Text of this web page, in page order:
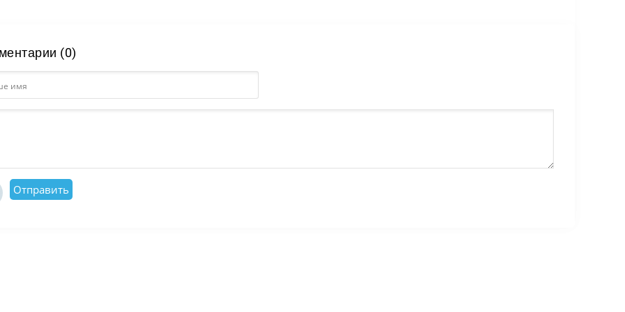
(0)
Отправить